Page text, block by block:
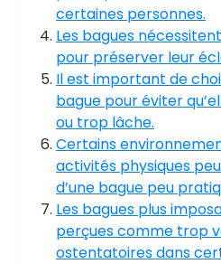
certaines personnes.
Les bagues
pour préserver leur
Il est important de
bague pour éviter
ou trop lâche.
Certains
activités physiques
d’une bague peu
Les bagues plus
perçues comme trop
ostentatoires dans